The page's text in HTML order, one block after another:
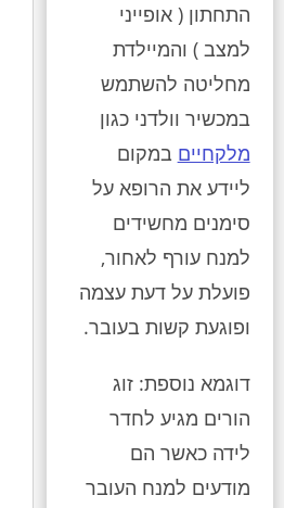
התחתון ( אופייני
למצב ) והמיילדת
מחליטה להשתמש
במכשיר וולדני כגון
מלקחיים במקום
ליידע את הרופא על
סימנים מחשידים
למנח עורף לאחור,
פועלת על דעת עצמה
ופוגעת קשות בעובר.
דוגמא נוספת: זוג
הורים מגיע לחדר
לידה כאשר הם
מודעים למנח העובר